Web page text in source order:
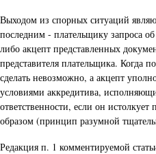
Выходом из спорных ситуаций
последним - плательщику запроса
либо акцепт представленных
представителя плательщика. Когда
сделать невозможно, а акцепт
условиями аккредитива,
ответственности, если он
образом (принцип разумной
Редакция п. 1 комментируемой